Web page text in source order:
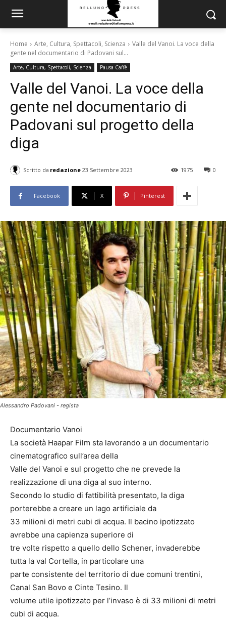
Home Arte, Cultura, Spettacoli, Scienza
Valle del Vanoi. La voce della
gente nel documentario di Padovani sul...
Arte, Cultura, Spettacoli, Scienza Pausa Caffè
Valle del Vanoi. La voce della
gente nel documentario di
Padovani sul progetto della
diga
Scritto da redazione 23 Settembre 2023 0
1975
Facebook X Pinterest
Alessandro Padovani - regista
Documentario Vanoi
La società Haapar Film sta lavorando a un documentario
cinematografico sull’area della
Valle del Vanoi e sul progetto che ne prevede la
realizzazione di una diga al suo interno.
Secondo lo studio di fattibilità presentato, la diga
porterebbe a creare un lago artificiale da
33 milioni di metri cubi di acqua. Il bacino ipotizzato
avrebbe una capienza superiore di
tre volte rispetto a quello dello Schener, invaderebbe
tutta la val Cortella, in particolare una
parte consistente del territorio di due comuni trentini,
Canal San Bovo e Cinte Tesino. Il
volume utile ipotizzato per l’invaso è di 33 milioni di metri
cubi di acqua.